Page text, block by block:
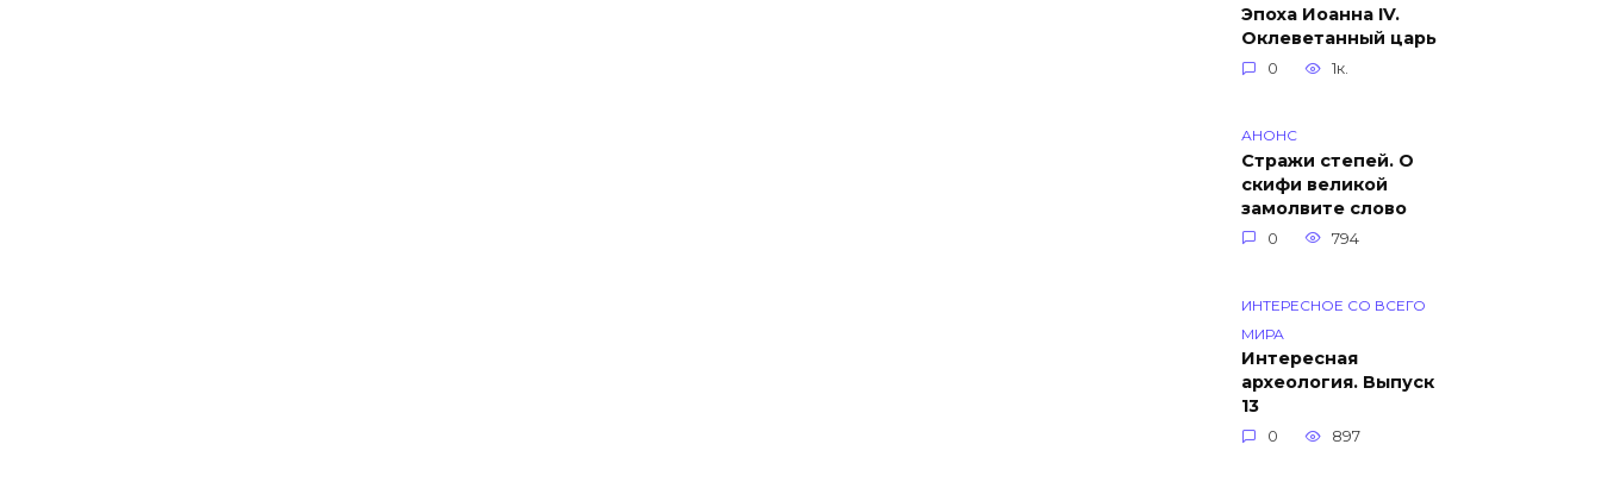
Эпоха Иоанна IV.
Оклеветанный царь
0 1к.
АНОНС
Стражи степей. О
скифи великой
замолвите слово
0 794
ИНТЕРЕСНОЕ СО ВСЕГО
МИРА
Интересная
археология. Выпуск
13
0 897